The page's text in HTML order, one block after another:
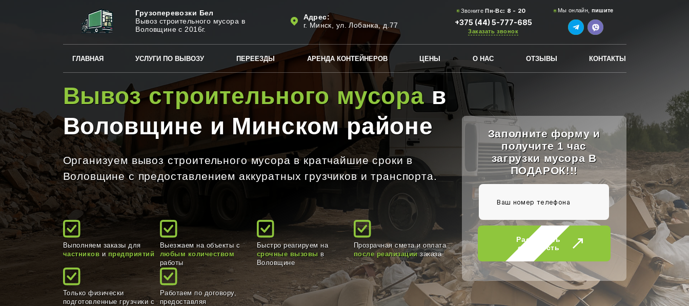
Грузоперевозки Бел
Вывоз строительного мусора в
Воловщине с 2016г.
Адрес:
г. Минск, ул. Лобанка, д.77
ЗвонитеПн-Вс: 8 - 20
+375 (44) 5-777-685
Заказать звонок
Мы онлайн, пишите
ГЛАВНАЯ УСЛУГИ ПО ВЫВОЗУ ПЕРЕЕЗДЫ АРЕНДА КОНТЕЙНЕРОВ ЦЕНЫ О НАС ОТЗЫВЫ КОНТАКТЫ
Вывоз строительного мусорав
Воловщине и Минском районе
Организуем вывоз строительного мусора в кратчайшие сроки в
Воловщине с предоставлением аккуратных грузчиков и транспорта.
Выполняем заказы для
частников и предприятий
Выезжаем на объекты с
любым количеством
работы
Быстро реагируем на
срочные вызовы в
Воловщине
Прозрачная смета и оплата
после реализациизаказа
Только физически
подготовленные грузчики с
Работаем по договору,
предоставляя
Заполните форму и
получите 1 час
загрузки мусора В
ПОДАРОК!!!
Рассчитать
стоимость